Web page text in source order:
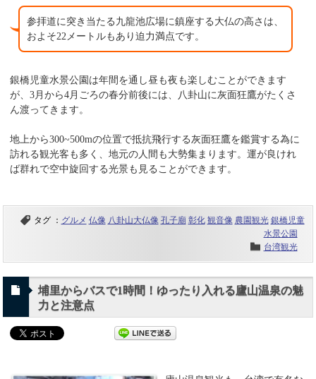
参拝道に突き当たる九龍池広場に鎮座する大仏の高さは、
およそ22メートルもあり迫力満点です。
銀橋児童水景公園は年間を通し昼も夜も楽しむことができます
が、3月から4月ごろの春分前後には、八卦山に灰面狂鷹がたくさ
ん渡ってきます。
地上から300~500mの位置で抵抗飛行する灰面狂鷹を鑑賞する為に
訪れる観光客も多く、地元の人間も大勢集まります。運が良けれ
ば群れで空中旋回する光景も見ることができます。
タグ ： グルメ 仏像 八卦山大仏像 孔子廟 彰化 観音像 農園観光 銀橋児童
水景公園
台湾観光
埔里からバスで1時間！ゆったり入れる廬山温泉の魅
力と注意点